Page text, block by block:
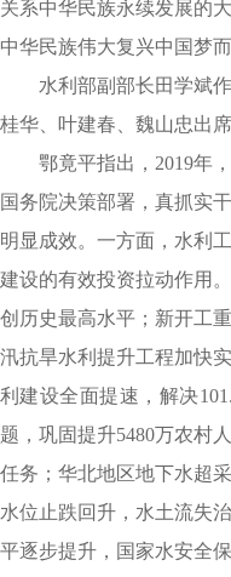
关系中华民族永续发展的
中华民族伟大复兴中国梦而
水利部副部长田学斌作
桂华、叶建春、魏山忠出席
鄂竟平指出，2019年，
国务院决策部署，真抓实
明显成效。一方面，水利
建设的有效投资拉动作用
创历史最高水平；新开工
汛抗旱水利提升工程加快
利建设全面提速，解决
题，巩固提升5480万农村
任务；华北地区地下水超
水位止跌回升，水土流失
平逐步提升，国家水安全